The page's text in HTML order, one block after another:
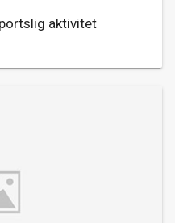
aktivitet